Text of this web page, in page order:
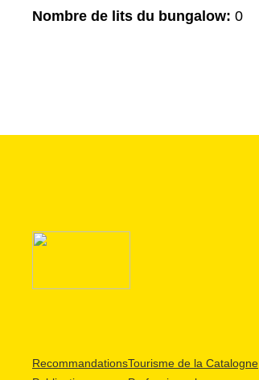
Nombre de lits du bungalow: 0
RecommandationsTourisme de la Catalogne